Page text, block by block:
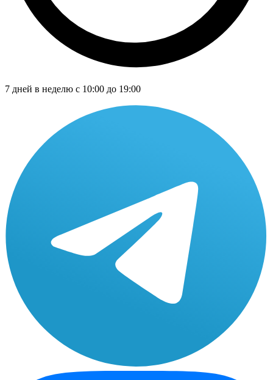
7 дней в неделю с 10:00 до 19:00